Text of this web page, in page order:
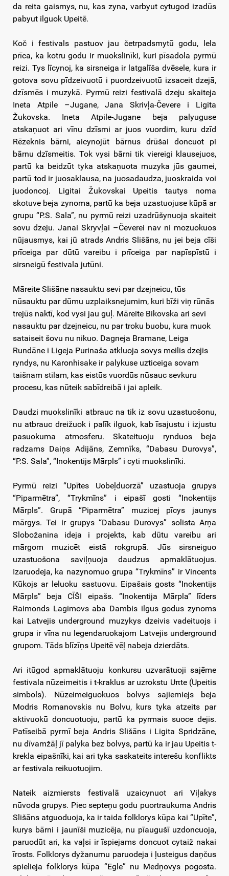
da reita gaismys, nu, kas zyna, varbyut cytugod izadūs
pabyut ilguok Upeitē.
Koč i festivals pastuov jau četrpadsmytū godu, lela
prīca, ka kotru godu ir muokslinīki, kuri pīsadola pyrmū
reizi. Tys līcynoj, ka sirsneiga ir latgalīša dvēsele, kura ir
gotova sovu pīdzeivuotū i puordzeivuotū izsaceit dzejā,
dzīsmēs i muzykā. Pyrmū reizi festivalā dzeju skaiteja
Ineta Atpile –Jugane, Jana Skrivļa-Čevere i Ligita
Žukovska. Ineta Atpile-Jugane beja palyuguse
atskaņuot ari vīnu dzīsmi ar juos vuordim, kuru dzīd
Rēzeknis bārni, aicynojūt bārnus drūšai doncuot pi
bārnu dzīsmeitis. Tok vysi bārni tik viereigi klausejuos,
partū ka beidzūt tyka atskaņuota muzyka jūs gaumei,
partū tod ir juosaklausa, na juosadaudza, juoskraida voi
juodoncoj. Ligitai Žukovskai Upeitis tautys noma
skotuve beja zynoma, partū ka beja uzastuojuse kūpā ar
grupu “P.S. Sala”, nu pyrmū reizi uzadrūšynuoja skaiteit
sovu dzeju. Janai Skryvļai –Čeverei nav ni mozuokuos
nūjausmys, kai jū atrads Andris Slišāns, nu jei beja cīši
prīceiga par dūtū vareibu i prīceiga par napīspīstū i
sirsneigū festivala jutūni.
Māreite Slišāne nasauktu sevi par dzejneicu, tūs
nūsauktu par dūmu uzplaiksnejumim, kuri bīži viņ rūnās
trejūs naktī, kod vysi jau guļ. Māreite Bikovska ari sevi
nasauktu par dzejneicu, nu par troku buobu, kura muok
sataiseit šovu nu nikuo. Dagneja Bramane, Leiga
Rundāne i Ligeja Purinaša atkluoja sovys meilis dzejis
ryndys, nu Karonhisake ir palykuse uzticeiga sovam
taišnam stilam, kas eistūs vuordūs nūsauc sevkuru
procesu, kas nūteik sabīdreibā i jai apleik.
Daudzi muokslinīki atbrauc na tik iz sovu uzastuošonu,
nu atbrauc dreižuok i palīk ilguok, kab īsajustu i izjustu
pasuokuma atmosferu. Skateituoju rynduos beja
radzams Daiņs Adijāns, Zemnīks, “Dabasu Durovys”,
“P.S. Sala”, “Inokentijs Mārpls” i cyti muokslinīki.
Pyrmū reizi “Upītes Uobeļduorzā” uzastuoja grupys
“Piparmētra”, “Trykmīns” i eipašī gosti “Inokentijs
Mārpls”. Grupā “Piparmētra” muzicej pīcys jaunys
mārgys. Tei ir grupys “Dabasu Durovys” solista Arņa
Slobožanina ideja i projekts, kab dūtu vareibu ari
mārgom muzicēt eistā rokgrupā. Jūs sirsneiguo
uzastuošona saviļņuoja daudzus apmaklātuojus.
Izaruodeja, ka nazynomuo grupa “Trykmīns” ir Vincents
Kūkojs ar leluoku sastuovu. Eipašais gosts “Inokentijs
Mārpls” beja CĪŠI eipašs. “Inokentija Mārpla” līders
Raimonds Lagimovs aba Dambis ilgus godus zynoms
kai Latvejis underground muzykys dzeivis vadeituojs i
grupa ir vīna nu legendaruokajom Latvejis underground
grupom. Tāds blīzīņs Upeitē vēļ nabeja dzierdāts.
Ari itūgod apmaklātuoju konkursu uzvarātuoji sajēme
festivala nūzeimeitis i t-kraklus ar uzrokstu Uπte (Upeitis
simbols). Nūzeimeiguokuos bolvys sajiemiejs beja
Modris Romanovskis nu Bolvu, kurs tyka atzeits par
aktivuokū doncuotuoju, partū ka pyrmais suoce dejis.
Patīseibā pyrmī beja Andris Slišāns i Ligita Spridzāne,
nu dīvamžāļ jī palyka bez bolvys, partū ka ir jau Upeitis t-
krekla eipašnīki, kai ari tyka saskateits interešu konflikts
ar festivala reikuotuojim.
Nateik aizmiersts festivalā uzaicynuot ari Viļakys
nūvoda grupys. Piec septeņu godu puortraukuma Andris
Slišāns atguoduoja, ka ir taida folklorys kūpa kai “Upīte”,
kurys bārni i jaunīši muzicēja, nu pīaugušī uzdoncuoja,
paruodūt ari, ka vaļsi ir īspiejams doncuot cytaiž nakai
īrosts. Folklorys dyžanumu paruodeja i ļusteigus daņčus
spielieja folklorys kūpa “Egle” nu Medņovys pogosta.